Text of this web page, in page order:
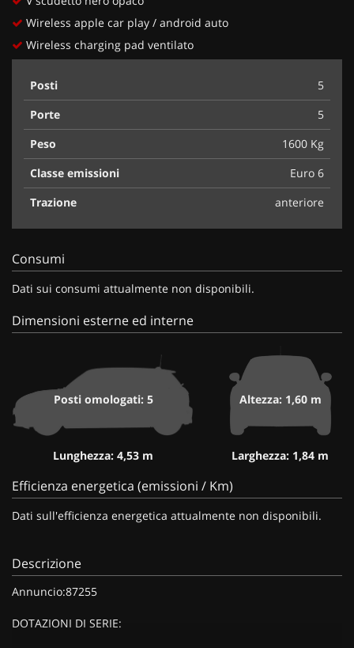
Wireless apple car play / android auto
Wireless charging pad ventilato
Posti
5
Porte
5
Peso
1600 Kg
Classe emissioni
Euro 6
Trazione
anteriore
Consumi
Dati sui consumi attualmente non disponibili.
Dimensioni esterne ed interne
Posti omologati: 5
Lunghezza: 4,53 m
Altezza: 1,60 m
Larghezza: 1,84 m
Efficienza energetica (emissioni / Km)
Dati sull'efficienza energetica attualmente non disponibili.
Descrizione
Annuncio:87255
DOTAZIONI DI SERIE: